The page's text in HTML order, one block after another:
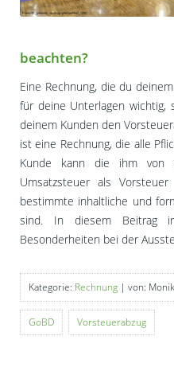
beachten?
Eine Rechnung, die du
für deine Unterlagen wichtig,
deinem Kunden den
ist eine Rechnung, die alle
Kunde kann die ihm von
Umsatzsteuer als
bestimmte inhaltliche und
sind. In diesem Beitrag
Besonderheiten bei der
Kategorie: Rechnung | von:
GoBD Vorsteuerabzug